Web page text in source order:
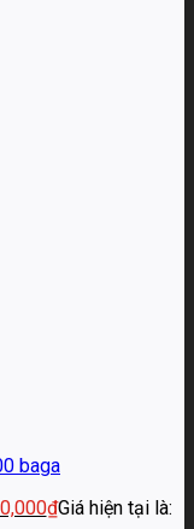
baga
₫Giá hiện tại là: